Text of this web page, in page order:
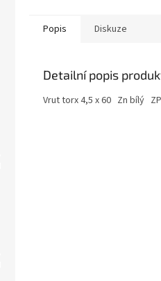
Popis Diskuze
Detailní popis
Vrut torx 4,5 x 60 Zn bílý